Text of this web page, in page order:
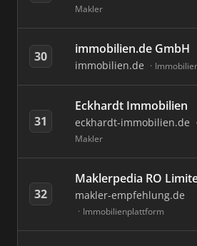
Makler
30 immobilien.de GmbH
immobilien.de
31
Eckhardt Immobilien
eckhardt-immobilien.de
Makler
32
Maklerpedia RO
makler-empfehlung.de
Immobilienplattform